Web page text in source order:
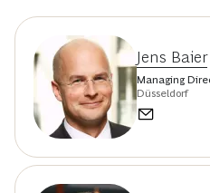
Jens Baier
Managing
Düsseldorf